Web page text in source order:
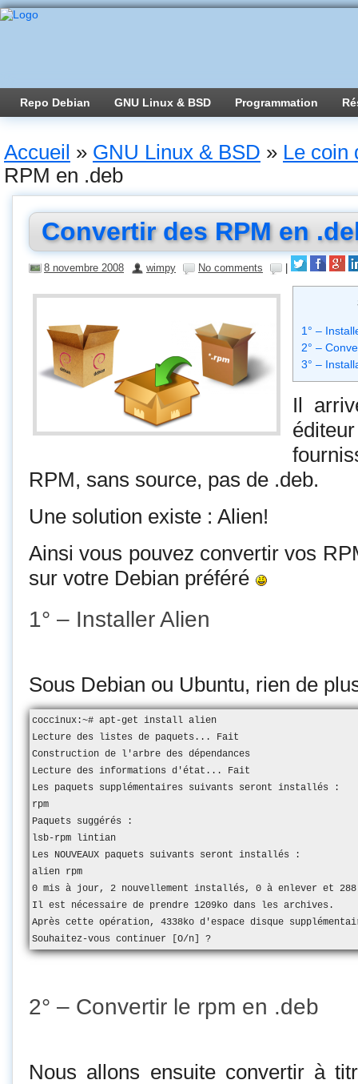
Repo Debian GNU Linux & BSD Programmation
Accueil » GNU Linux & BSD » Le coin
RPM en .deb
Convertir des RPM en
8 novembre 2008 wimpy No comments
1° –
2° –
3° –
Il
RPM, sans source, pas de .deb.
Une solution existe : Alien!
Ainsi vous pouvez convertir vos
sur votre Debian préféré
1° – Installer Alien
Sous Debian ou Ubuntu, rien de
coccinux:~# apt-get install alien
Lecture des listes de paquets... Fait
Construction de l'arbre des dépendances
Lecture des informations d'état... Fait
Les paquets supplémentaires suivants seront installés :
rpm
Paquets suggérés :
lsb-rpm lintian
Les NOUVEAUX paquets suivants seront installés :
alien rpm
0 mis à jour, 2 nouvellement installés, 0 à enlever et
Il est nécessaire de prendre 1209ko dans les archives.
Après cette opération, 4338ko d'espace disque
Souhaitez-vous continuer [O/n] ?
2° – Convertir le rpm en .deb
Nous allons ensuite convertir à